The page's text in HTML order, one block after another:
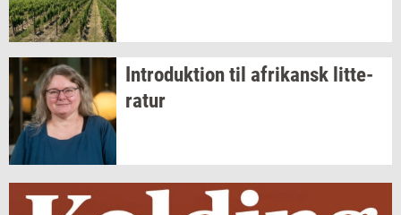
In­tro­duk­tiontil afri­kansk lit­te­
ra­tur